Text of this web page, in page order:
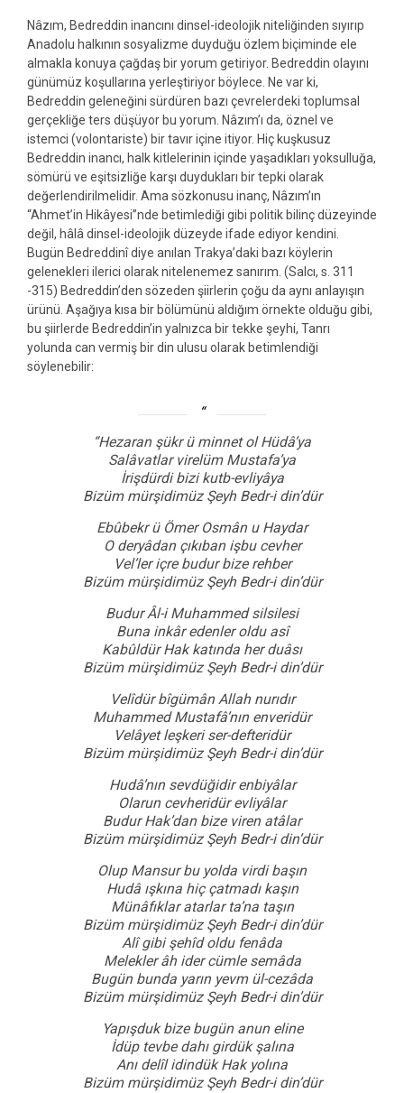
Nâzım, Bedreddin inancını dinsel-ideolojik niteliğinden sıyırıp
Anadolu halkının sosyalizme duyduğu özlem biçiminde ele
almakla konuya çağdaş bir yorum getiriyor. Bedreddin olayını
günümüz koşullarına yerleştiriyor böylece. Ne var ki,
Bedreddin geleneğini sürdüren bazı çevrelerdeki toplumsal
gerçekliğe ters düşüyor bu yorum. Nâzım’ı da, öznel ve
istemci (volontariste) bir tavır içine itiyor. Hiç kuşkusuz
Bedreddin inancı, halk kitlelerinin içinde yaşadıkları yoksulluğa,
sömürü ve eşitsizliğe karşı duydukları bir tepki olarak
değerlendirilmelidir. Ama sözkonusu inanç, Nâzım’ın
“Ahmet’in Hikâyesi”nde betimlediği gibi politik bilinç düzeyinde
değil, hâlâ dinsel-ideolojik düzeyde ifade ediyor kendini.
Bugün Bedreddinî diye anılan Trakya’daki bazı köylerin
gelenekleri ilerici olarak nitelenemez sanırım. (Salcı, s. 311
-315) Bedreddin’den sözeden şiirlerin çoğu da aynı anlayışın
ürünü. Aşağıya kısa bir bölümünü aldığım örnekte olduğu gibi,
bu şiirlerde Bedreddin’in yalnızca bir tekke şeyhi, Tanrı
yolunda can vermiş bir din ulusu olarak betimlendiği
söylenebilir:
“Hezaran şükr ü minnet ol Hüdâ’ya
Salâvatlar virelüm Mustafa’ya
İrişdürdi bizi kutb-evliyâya
Bizüm mürşidimüz Şeyh Bedr-i din’dür
Ebûbekr ü Ömer Osmân u Haydar
O deryâdan çıkıban işbu cevher
Vel’ler içre budur bize rehber
Bizüm mürşidimüz Şeyh Bedr-i din’dür
Budur Âl-i Muhammed silsilesi
Buna inkâr edenler oldu asî
Kabûldür Hak katında her duâsı
Bizüm mürşidimüz Şeyh Bedr-i din’dür
Velîdür bîgümân Allah nurıdır
Muhammed Mustafâ’nın enveridür
Velâyet leşkeri ser-defteridür
Bizüm mürşidimüz Şeyh Bedr-i din’dür
Hudâ’nın sevdüğidir enbiyâlar
Olarun cevheridür evliyâlar
Budur Hak’dan bize viren atâlar
Bizüm mürşidimüz Şeyh Bedr-i din’dür
Olup Mansur bu yolda virdi başın
Hudâ ışkına hiç çatmadı kaşın
Münâfıklar atarlar ta’na taşın
Bizüm mürşidimüz Şeyh Bedr-i din’dür
Alî gibi şehîd oldu fenâda
Melekler âh ider cümle semâda
Bugün bunda yarın yevm ül-cezâda
Bizüm mürşidimüz Şeyh Bedr-i din’dür
Yapışduk bize bugün anun eline
İdüp tevbe dahı girdük şalına
Anı delîl idindük Hak yolına
Bizüm mürşidimüz Şeyh Bedr-i din’dür